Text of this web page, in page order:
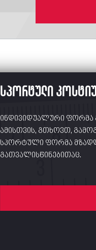
სპორტული
ინდივიდუალური ფორმა
ამისთვის, გთხოვთ,
სპორტული ფორმა
გათვალისწინებითაც.